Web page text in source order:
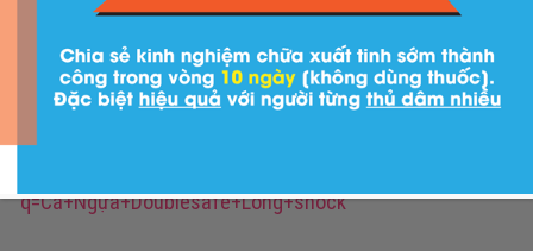
Cá Ngựa Doublesafe Long Shock
q=Cá+Ngựa+Doublesafe+Long+shock